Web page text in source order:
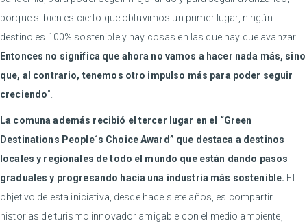
porque si bien es cierto que obtuvimos un primer lugar, ningún
destino es 100% sostenible y hay cosas en las que hay que avanzar.
Entonces no significa que ahora no vamos a hacer nada más, sino
que, al contrario, tenemos otro impulso más para poder seguir
creciendo”.
La comuna además recibió el tercer lugar en el “Green
Destinations People´s Choice Award” que destaca a destinos
locales y regionales de todo el mundo que están dando pasos
graduales y progresando hacia una industria más sostenible. El
objetivo de esta iniciativa, desde hace siete años, es compartir
historias de turismo innovador amigable con el medio ambiente,